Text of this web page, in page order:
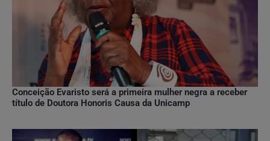
Conceição Evaristo será a primeira mulher negra a receber
título de Doutora Honoris Causa da Unicamp